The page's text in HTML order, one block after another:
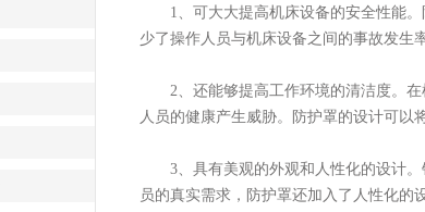
1、可大大提高机床设备的安全性能。
少了操作人员与机床设备之间的事故发生
2、还能够提高工作环境的清洁度。在
人员的健康产生威胁。防护罩的设计可以
3、具有美观的外观和人性化的设计。
员的真实需求，防护罩还加入了人性化的